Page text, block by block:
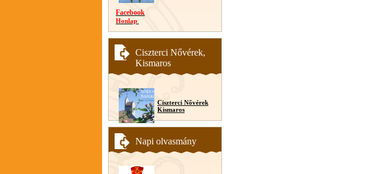
Facebook
Honlap
Ciszterci Nővérek,
Kismaros
Ciszterci Nővérek
Kismaros
Napi olvasmány